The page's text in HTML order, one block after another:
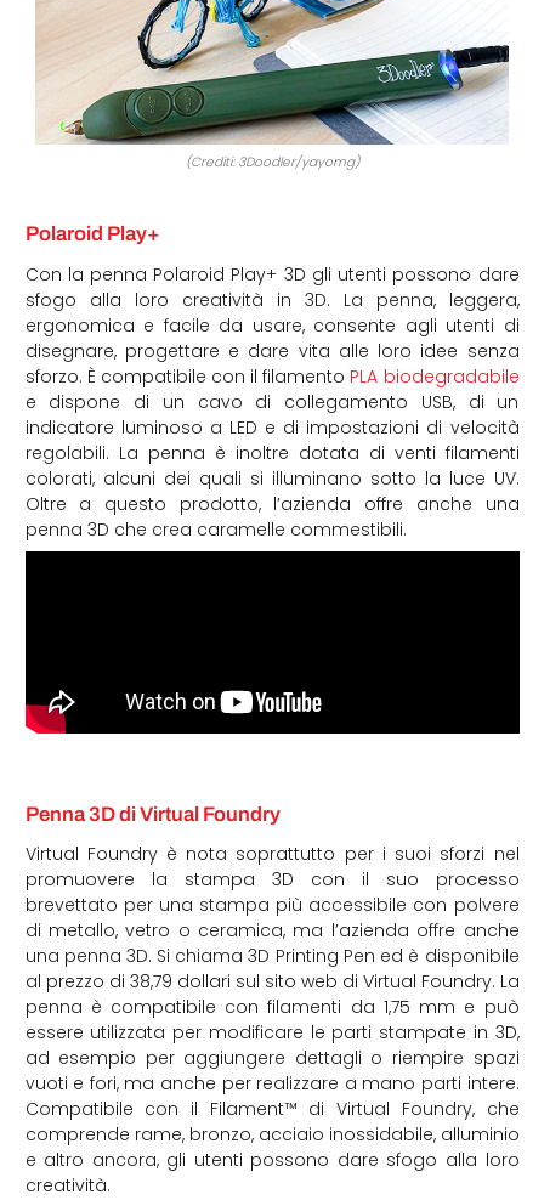
(Crediti: 3Doodler/yayomg)
Polaroid Play+
Con la penna Polaroid Play+ 3D gli utenti possono dare
sfogo alla loro creatività in 3D. La penna, leggera,
ergonomica e facile da usare, consente agli utenti di
disegnare, progettare e dare vita alle loro idee senza
sforzo. È compatibile con il filamento PLA biodegradabile
e dispone di un cavo di collegamento USB, di un
indicatore luminoso a LED e di impostazioni di velocità
regolabili. La penna è inoltre dotata di venti filamenti
colorati, alcuni dei quali si illuminano sotto la luce UV.
Oltre a questo prodotto, l’azienda offre anche una
penna 3D che crea caramelle commestibili.
Penna 3D di Virtual Foundry
Virtual Foundry è nota soprattutto per i suoi sforzi nel
promuovere la stampa 3D con il suo processo
brevettato per una stampa più accessibile con polvere
di metallo, vetro o ceramica, ma l’azienda offre anche
una penna 3D. Si chiama 3D Printing Pen ed è disponibile
al prezzo di 38,79 dollari sul sito web di Virtual Foundry. La
penna è compatibile con filamenti da 1,75 mm e può
essere utilizzata per modificare le parti stampate in 3D,
ad esempio per aggiungere dettagli o riempire spazi
vuoti e fori, ma anche per realizzare a mano parti intere.
Compatibile con il Filament™ di Virtual Foundry, che
comprende rame, bronzo, acciaio inossidabile, alluminio
e altro ancora, gli utenti possono dare sfogo alla loro
creatività.